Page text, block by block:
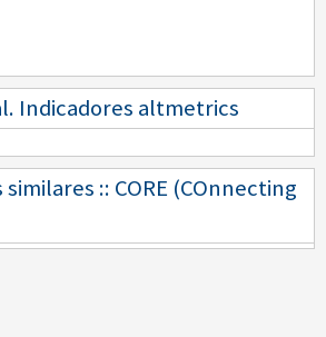
Indicadores altmetrics
:: CORE (COnnecting